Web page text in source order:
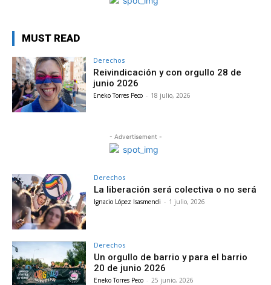
MUST READ
Derechos
Reivindicación y con orgullo 28 de
junio 2026
Eneko Torres Peco - 18 julio, 2026
- Advertisement -
Derechos
La liberación será colectiva o no será
Ignacio López Isasmendi - 1 julio, 2026
Derechos
Un orgullo de barrio y para el barrio
20 de junio 2026
Eneko Torres Peco - 25 junio, 2026